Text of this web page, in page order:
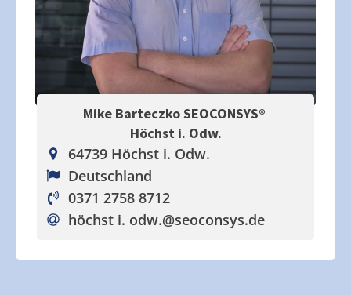
Mike Barteczko SEOCONSYS®
Höchst i. Odw.
64739 Höchst i. Odw.
Deutschland
0371 2758 8712
höchst i. odw.@seoconsys.de